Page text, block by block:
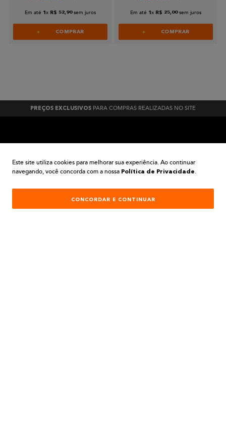
Em até 1 x R$ 52,90 sem juros
COMPRAR
Em até 1 x R$ 25,00 sem juros
COMPRAR
PREÇOS EXCLUSIVOS PARA COMPRAS REALIZADAS NO SITE
INSTITUCIONAL
AJUDA E SUPORTE
Este site utiliza cookies para melhorar sua experiência. Ao continuar
navegando, você concorda com a nossa Política de Privacidade.
CONCORDAR E CONTINUAR